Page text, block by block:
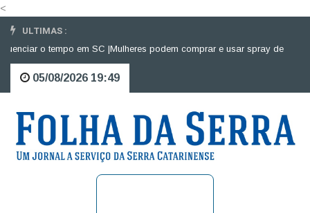
<
ULTIMAS :
o tempo em SC |Mulheres podem comprar e usar spray de
05/08/2026 19:49